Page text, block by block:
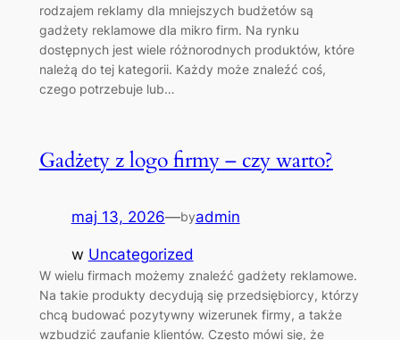
rodzajem reklamy dla mniejszych budżetów są
gadżety reklamowe dla mikro firm. Na rynku
dostępnych jest wiele różnorodnych produktów, które
należą do tej kategorii. Każdy może znaleźć coś,
czego potrzebuje lub…
Gadżety z logo firmy – czy warto?
maj 13, 2026—byadmin
w Uncategorized
W wielu firmach możemy znaleźć gadżety reklamowe.
Na takie produkty decydują się przedsiębiorcy, którzy
chcą budować pozytywny wizerunek firmy, a także
wzbudzić zaufanie klientów. Często mówi się, że